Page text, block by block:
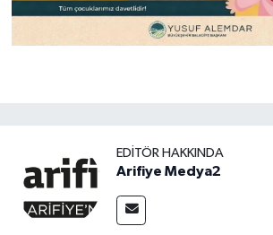
EDITÖR HAKKINDA
Arifiye Medya2